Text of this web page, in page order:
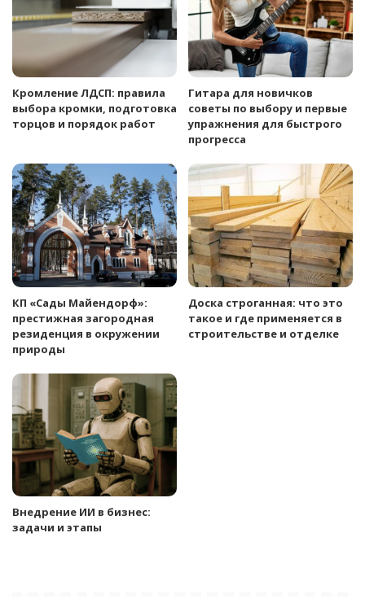
Кромление ЛДСП: правила
выбора кромки, подготовка
торцов и порядок работ
Гитара для новичков
советы по выбору и первые
упражнения для быстрого
прогресса
КП «Сады Майендорф»:
престижная загородная
резиденция в окружении
природы
Доска строганная: что это
такое и где применяется в
строительстве и отделке
Внедрение ИИ в бизнес:
задачи и этапы